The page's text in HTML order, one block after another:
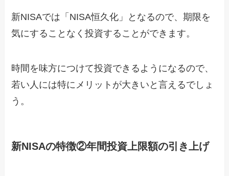
新NISAでは「NISA恒久化」となるので、期限を
気にすることなく投資することができます。
時間を味方につけて投資できるようになるので、
若い人には特にメリットが大きいと言えるでしょ
う。
新NISAの特徴②年間投資上限額の引き上げ